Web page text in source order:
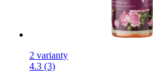
2 varianty
4.3 (3)